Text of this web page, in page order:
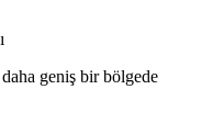
geniş bir bölgede